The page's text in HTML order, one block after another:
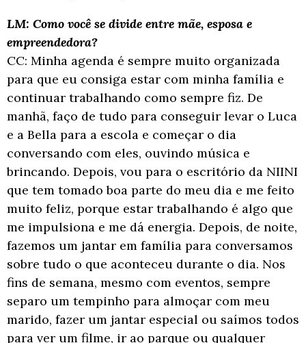
LM: Como você se divide entre mãe, esposa e
empreendedora?
CC: Minha agenda é sempre muito organizada
para que eu consiga estar com minha família e
continuar trabalhando como sempre fiz. De
manhã, faço de tudo para conseguir levar o Luca
e a Bella para a escola e começar o dia
conversando com eles, ouvindo música e
brincando. Depois, vou para o escritório da NIINI
que tem tomado boa parte do meu dia e me feito
muito feliz, porque estar trabalhando é algo que
me impulsiona e me dá energia. Depois, de noite,
fazemos um jantar em família para conversamos
sobre tudo o que aconteceu durante o dia. Nos
fins de semana, mesmo com eventos, sempre
separo um tempinho para almoçar com meu
marido, fazer um jantar especial ou saímos todos
para ver um filme, ir ao parque ou qualquer